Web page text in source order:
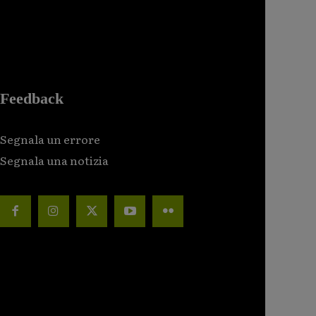
Feedback
Segnala un errore
Segnala una notizia